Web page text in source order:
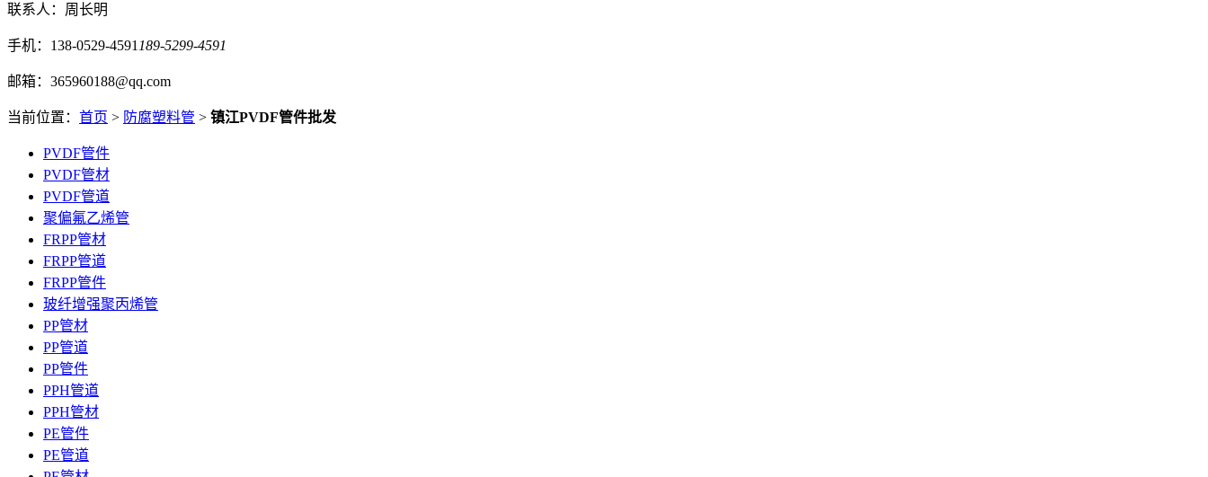
联系人：周长明
手机：138-0529-4591 189-5299-4591
邮箱：365960188@qq.com
当前位置： 首页 > 防腐塑料管 > 镇江PVDF管件批发
PVDF管件
PVDF管材
PVDF管道
聚偏氟乙烯管
FRPP管材
FRPP管道
FRPP管件
玻纤增强聚丙烯管
PP管材
PP管道
PP管件
PPH管道
PPH管材
PE管件
PE管道